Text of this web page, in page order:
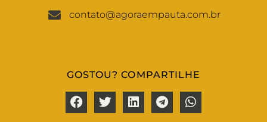
contato@agoraempauta.com.br
GOSTOU? COMPARTILHE